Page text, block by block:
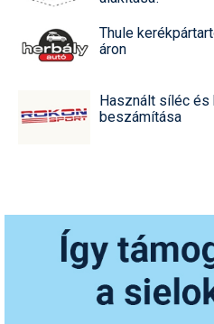
Thule
áron
Használt síléc és
beszámítása